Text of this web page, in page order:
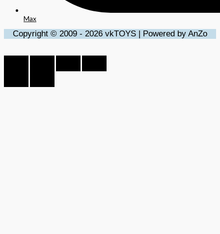
Max
Copyright © 2009 - 2026 vkTOYS | Powered by AnZo